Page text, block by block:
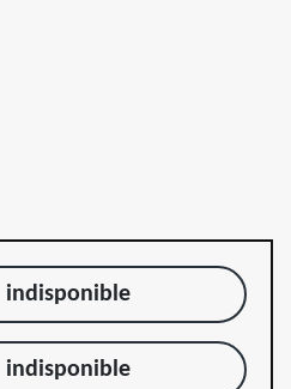
indisponible
indisponible